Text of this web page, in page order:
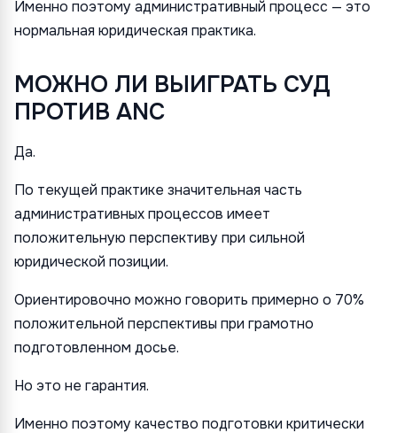
Именно поэтому административный процесс — это
нормальная юридическая практика.
МОЖНО ЛИ ВЫИГРАТЬ СУД
ПРОТИВ ANC
Да.
По текущей практике значительная часть
административных процессов имеет
положительную перспективу при сильной
юридической позиции.
Ориентировочно можно говорить примерно о 70%
положительной перспективы при грамотно
подготовленном досье.
Но это не гарантия.
Именно поэтому качество подготовки критически